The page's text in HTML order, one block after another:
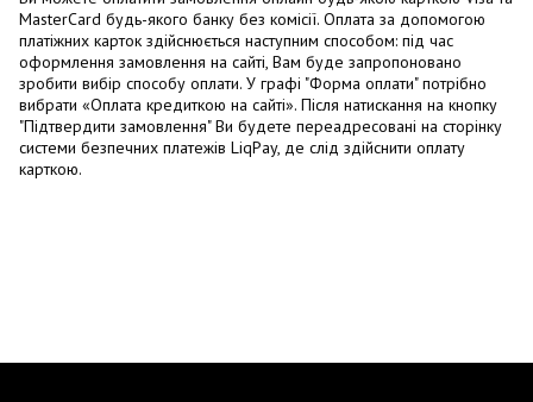
MasterCard будь-якого банку без комісії. Оплата за допомогою
платіжних карток здійснюється наступним способом: під час
оформлення замовлення на сайті, Вам буде запропоновано
зробити вибір способу оплати. У графі "Форма оплати" потрібно
вибрати «Оплата кредиткою на сайті». Після натискання на кнопку
"Підтвердити замовлення" Ви будете переадресовані на сторінку
системи безпечних платежів LiqPay, де слід здійснити оплату
карткою.